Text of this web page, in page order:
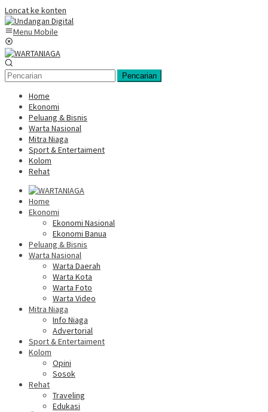
Loncat ke konten
Menu Mobile
Pencarian
Home
Ekonomi
Peluang & Bisnis
Warta Nasional
Mitra Niaga
Sport & Entertaiment
Kolom
Rehat
Home
Ekonomi
Ekonomi Nasional
Ekonomi Banua
Peluang & Bisnis
Warta Nasional
Warta Daerah
Warta Kota
Warta Foto
Warta Video
Mitra Niaga
Info Niaga
Advertorial
Sport & Entertaiment
Kolom
Opini
Sosok
Rehat
Traveling
Edukasi